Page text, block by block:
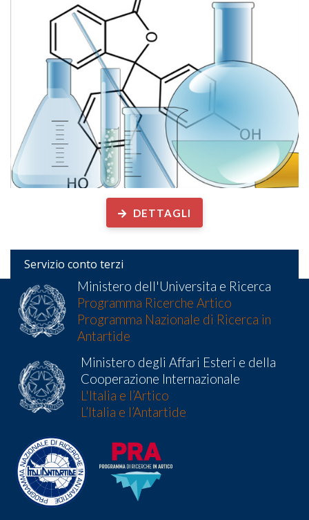
DETTAGLI
Servizio conto terzi
Ministero dell'Universita e Ricerca
Programma Ricerche Artico
Programma Nazionale di Ricerca in
Antartide
Ministero degli Affari Esteri e della
Cooperazione Internazionale
L'Italia e l’Artico
L’Italia e l’Antartide